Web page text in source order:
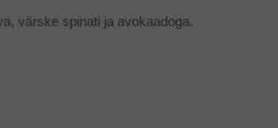
värske spinati ja avokaadoga.